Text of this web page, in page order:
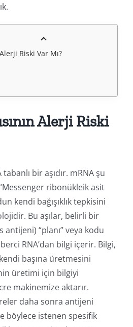
Riski Var Mı?
Alerji Riski
tabanlı bir aşıdır. mRNA şu
ribonükleik asit
kendi bağışıklık tepkisini
Bu aşılar, belirli bir
“planı” veya kodu
RNA’dan bilgi içerir. Bilgi,
başına üretmesini
üretimi için bilgiyi
makinemize aktarır.
daha sonra antijeni
böylece istenen spesifik